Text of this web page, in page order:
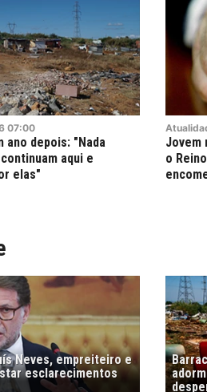
07:00
ano depois: "Nada
aqui e
elas"
Jovem
o
Neves, empreiteiro e
esclarecimentos